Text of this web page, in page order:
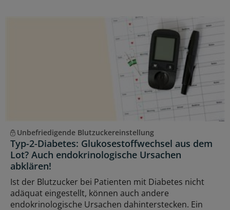
Unbefriedigende Blutzuckereinstellung
Typ-2-Diabetes: Glukosestoffwechsel aus dem
Lot? Auch endokrinologische Ursachen
abklären!
Ist der Blutzucker bei Patienten mit Diabetes nicht
adäquat eingestellt, können auch andere
endokrinologische Ursachen dahinterstecken. Ein